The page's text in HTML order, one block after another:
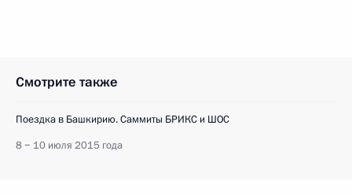
Смотрите также
Поездка в Башкирию. Саммиты БРИКС и ШОС
8 − 10 июля 2015 года